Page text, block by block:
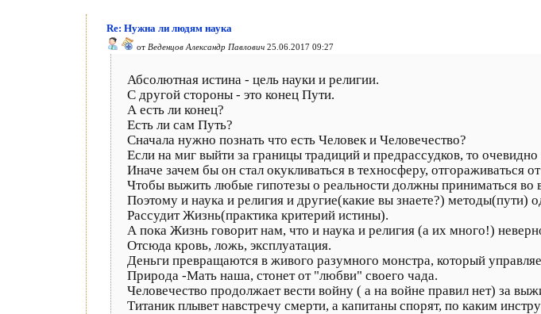
Re: Нужна ли людям наука
от Веденцов Александр Павлович 25.06.2017 09:27
Абсолютная истина - цель науки и религии.
С другой стороны - это конец Пути.
А есть ли конец?
Есть ли сам Путь?
Сначала нужно познать что есть Человек и Человечество?
Если на миг выйти за границы традиций и предрассудков, то
Иначе зачем бы он стал окукливаться в техносферу, отгораживаться
Чтобы выжить любые гипотезы о реальности должны приниматься во
Поэтому и наука и религия и другие(какие вы знаете?) методы(пути)
Рассудит Жизнь(практика критерий истины).
А пока Жизнь говорит нам, что и наука и религия (а их много!)
Отсюда кровь, ложь, эксплуатация.
Деньги превращаются в живого разумного монстра, который
Природа -Мать наша, стонет от "любви" своего чада.
Человечество продолжает вести войну ( а на войне правил нет) за
Титаник плывет навстречу смерти, а капитаны спорят, по каким